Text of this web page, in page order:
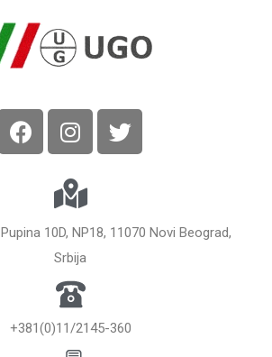
10D, NP18, 11070 Novi Beograd,
Srbija
+381(0)11/2145-360